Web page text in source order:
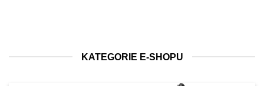
KATEGORIE E-SHOPU